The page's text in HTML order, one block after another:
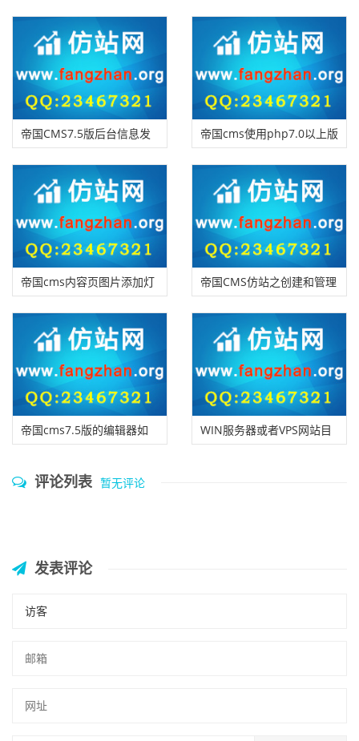
帝国CMS7.5版后台信息发
布限制可设置更严格
帝国cms使用php7.0以上版
本报错的解决方法
帝国cms内容页图片添加灯
箱效果
帝国CMS仿站之创建和管理
模板组，让网站迅速”换脸“
帝国cms7.5版的编辑器如
WIN服务器或者VPS网站目
评论列表 暂无评论
发表评论